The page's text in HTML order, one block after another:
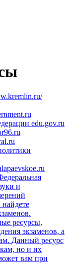
edu.gov.ru
и
ресурсы,
экзаменов, а
Данный ресурс
но и их
вам при